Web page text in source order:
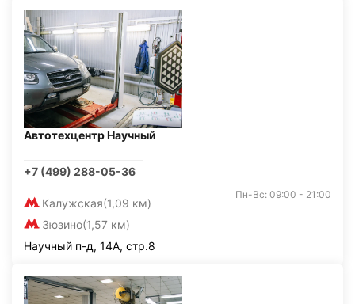
Автотехцентр Научный
+7 (499) 288-05-36
Калужская(1,09 км)
Зюзино(1,57 км)
Пн-Вс: 09:00 - 21:00
Научный п-д, 14А, стр.8